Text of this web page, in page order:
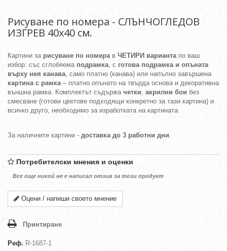
Рисуване по номера - СЛЪНЧОГЛЕДОВ
ИЗГРЕВ 40х40 см.
Картини за рисуване по номерав ЧЕТИРИ вариантапо ваш
избор: със сглобяема подрамка, с готова подрамка и опъната
върху нея канава, само платно (канава) или напълно завършена
картина с рамка– платно опънато на твърда основа и декоративна
външна рамка. Комплектът съдържа четки, акрилни бои без
смесване (готови цветове подходящи конкретно за тази картина) и
всичко друго, необходимо за изработката на картината.
За наличните картини - доставка до 3 работни дни.
Потребителски мнения и оценки
Все още никой не е написал отзив за този продукт
Оцени / напиши своето мнение
Принтиране
Реф. R-1687-1